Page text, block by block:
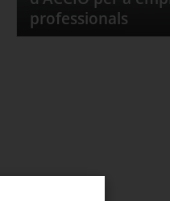
professionals